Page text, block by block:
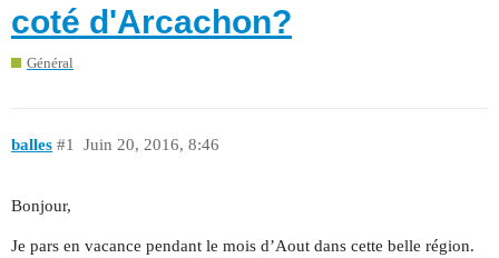
coté d'Arcachon?
Général
balles Juin 20, 2016, 8:46
#1
Bonjour,
Je pars en vacance pendant le mois d’Aout dans cette belle région.